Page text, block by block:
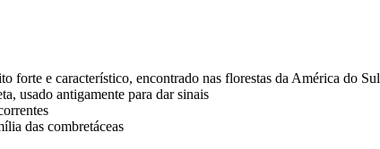
forte e característico, encontrado nas florestas da América do Sul
usado antigamente para dar sinais
das combretáceas